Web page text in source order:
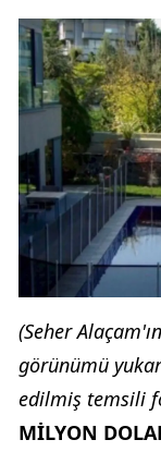
(Seher
görünümü
edilmiş temsili
MİLYON